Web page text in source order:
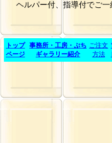
ヘルパー付、指導付でご一
トップ
ページ
事務所・工房・ぷち
ギャラリー紹介
ご注文
方法